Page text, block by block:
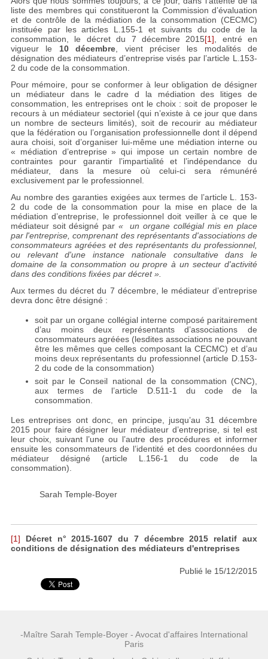
liste des membres qui constitueront la Commission d’évaluation
et de contrôle de la médiation de la consommation (CECMC)
instituée par les articles L.155-1 et suivants du code de la
consommation, le décret du 7 décembre 2015[1] , entré en
vigueur le 10 décembre , vient préciser les modalités de
désignation des médiateurs d’entreprise visés par l’article L.153-
2 du code de la consommation.
Pour mémoire, pour se conformer à leur obligation de désigner
un médiateur dans le cadre d la médiation des litiges de
consommation, les entreprises ont le choix : soit de proposer le
recours à un médiateur sectoriel (qui n’existe à ce jour que dans
un nombre de secteurs limités), soit de recourir au médiateur
que la fédération ou l’organisation professionnelle dont il dépend
aura choisi, soit d’organiser lui-même une médiation interne ou
« médiation d’entreprise » qui impose un certain nombre de
contraintes pour garantir l’impartialité et l’indépendance du
médiateur, dans la mesure où celui-ci sera rémunéré
exclusivement par le professionnel.
Au nombre des garanties exigées aux termes de l’article L. 153-
2 du code de la consommation pour la mise en place de la
médiation d’entreprise, le professionnel doit veiller à ce que le
médiateur soit désigné par « un organe collégial mis en place
par l'entreprise, comprenant des représentants d'associations de
consommateurs agréées et des représentants du professionnel,
ou relevant d'une instance nationale consultative dans le
domaine de la consommation ou propre à un secteur d'activité
dans des conditions fixées par décret ».
Aux termes du décret du 7 décembre, le médiateur d’entreprise
devra donc être désigné :
soit par un organe collégial interne composé paritairement
d’au moins deux représentants d’associations de
consommateurs agréées (lesdites associations ne pouvant
être les mêmes que celles composant la CECMC) et d’au
moins deux représentants du professionnel (article D.153-
2 du code de la consommation)
soit par le Conseil national de la consommation (CNC),
aux termes de l’article D.511-1 du code de la
consommation.
Les entreprises ont donc, en principe, jusqu’au 31 décembre
2015 pour faire désigner leur médiateur d’entreprise, si tel est
leur choix, suivant l’une ou l’autre des procédures et informer
ensuite les consommateurs de l’identité et des coordonnées du
médiateur désigné (article L.156-1 du code de la
consommation).
Sarah Temple-Boyer
[1]
Décret n° 2015-1607 du 7 décembre 2015 relatif aux
conditions de désignation des médiateurs d'entreprises
Publié le 15/12/2015
-Maître Sarah Temple-Boyer - Avocat d'affaires International
Paris